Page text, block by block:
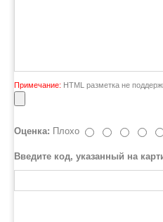
Примечание: HTML разметка не
Оценка: Плохо
Введите код, указанный на